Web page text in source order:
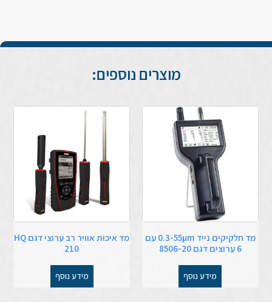
מוצרים נוספים:
מד חלקיקים נייד 0.3-55µm עם
6 ערוצים דגם 8506-20
מידע נוסף
מד איכות אוויר רב ערוצי דגם HQ
210
מידע נוסף